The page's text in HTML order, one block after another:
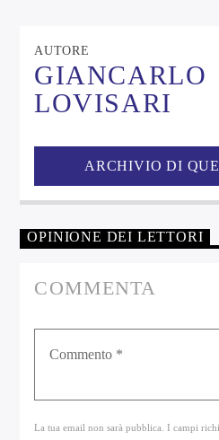
AUTORE
GIANCARLO
LOVISARI
ARCHIVIO DI
OPINIONE DEI LETTORI
COMMENTA
La tua email non sarà pubblica. I campi